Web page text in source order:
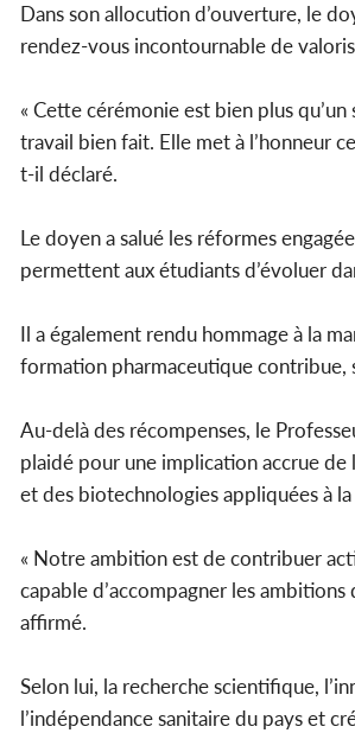
Dans son allocution d’ouverture, le
rendez-vous incontournable de
« Cette cérémonie est bien plus
travail bien fait. Elle met à l’honneur
t-il déclaré.
Le doyen a salué les réformes
permettent aux étudiants d’évoluer
Il a également rendu hommage à la
formation pharmaceutique contribue,
Au-delà des récompenses, le
plaidé pour une implication accrue
et des biotechnologies appliquées à la
« Notre ambition est de contribuer
capable d’accompagner les
affirmé.
Selon lui, la recherche scientifique,
l’indépendance sanitaire du pays et